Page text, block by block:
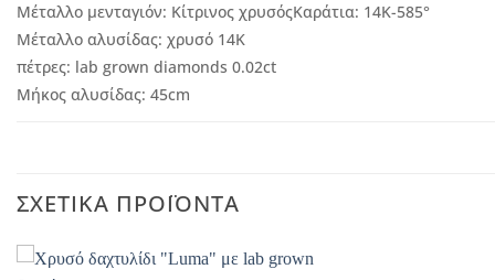
Μέταλλο μενταγιόν: Κίτρινος χρυσόςΚαράτια: 14Κ-585°
Μέταλλο αλυσίδας: χρυσό 14Κ
πέτρες: lab grown diamonds 0.02ct
Μήκος αλυσίδας: 45cm
ΣΧΕΤΙΚΆ ΠΡΟΪΌΝΤΑ